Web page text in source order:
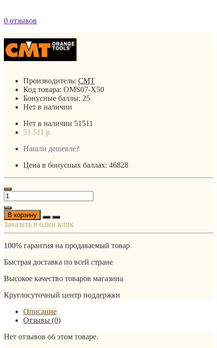
0 отзывов
Производитель: CMT
Код товара: OMS07-X50
Бонусные баллы: 25
Нет в наличии
Нет в наличии 51511
51 511 р.
Нашли дешевле?
Цена в бонусных баллах: 46828
В корзину
Заказать в один клик
100% гарантия на продаваемый товар
Быстрая доставка по всей стране
Высокое качество товаров магазина
Круглосуточный центр поддержки
Описание
Отзывы (0)
Нет отзывов об этом товаре.